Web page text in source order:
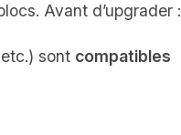
Avant d’upgrader :
sont compatibles